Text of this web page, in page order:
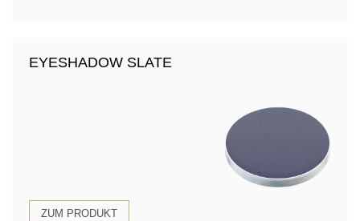
EYESHADOW SLATE
ZUM PRODUKT